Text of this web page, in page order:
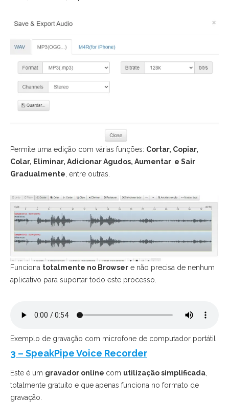
Permite uma edição com várias funções: Cortar, Copiar,
Colar, Eliminar, Adicionar Agudos, Aumentar e Sair
Gradualmente , entre outras.
Funciona totalmente no Browser e não precisa de nenhum
aplicativo para suportar todo este processo.
Exemplo de gravação com microfone de computador portátil
3 – SpeakPipe Voice Recorder
Este é um gravador online com utilização simplificada
totalmente gratuito e que apenas funciona no formato de
gravação.